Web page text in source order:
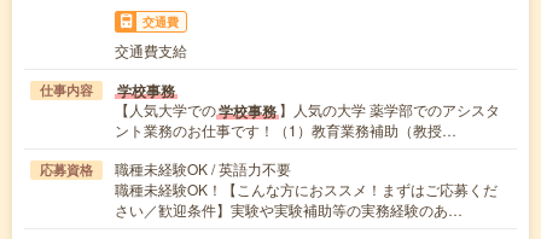
交通費
交通費支給
仕事内容 学校事務
【人気大学での学校事務】人気の大学 薬学部でのアシスタ
ント業務のお仕事です！（1）教育業務補助（教授…
応募資格
職種未経験OK / 英語力不要
職種未経験OK！【こんな方におススメ！まずはご応募くだ
さい／歓迎条件】実験や実験補助等の実務経験のあ…